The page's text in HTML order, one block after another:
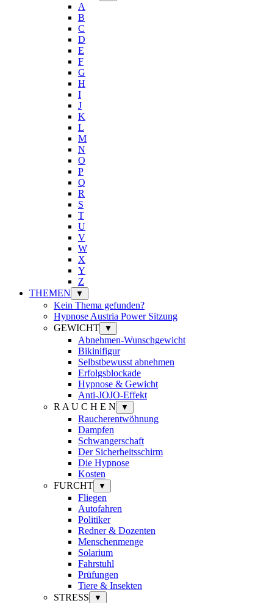
A
B
C
D
E
F
G
H
I
J
K
L
M
N
O
P
Q
R
S
T
U
V
W
X
Y
Z
THEMEN
▼
Kein Thema gefunden?
Hypnose Austria Power Sitzung
GEWICHT
▼
Abnehmen-Wunschgewicht
Bikinifigur
Selbstbewusst abnehmen
Erfolgsblockade
Hypnose & Gewicht
Anti-JOJO-Effekt
R A U C H E N
▼
Raucherentwöhnung
Dampfen
Schwangerschaft
Der Sicherheitsschirm
Die Hypnose
Kosten
FURCHT
▼
Fliegen
Autofahren
Politiker
Redner & Dozenten
Menschenmenge
Solarium
Fahrstuhl
Prüfungen
Tiere & Insekten
STRESS
▼